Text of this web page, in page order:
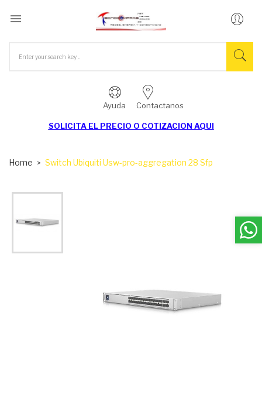

Ayuda Contactanos
SOLICITA EL PRECIO O COTIZACION AQUI
Home Switch Ubiquiti Usw-pro-aggregation 28 Sfp